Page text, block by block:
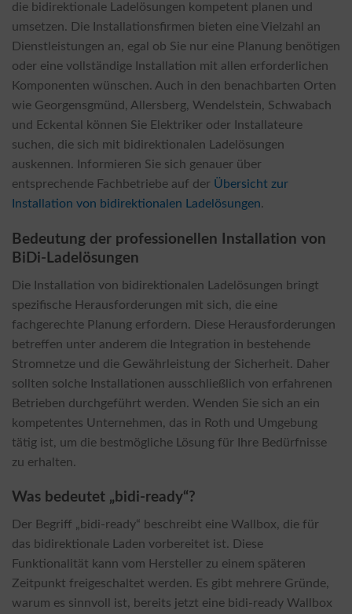
die bidirektionale Ladelösungen kompetent planen und
umsetzen. Die Installationsfirmen bieten eine Vielzahl an
Dienstleistungen an, egal ob Sie nur eine Planung benötigen
oder eine vollständige Installation mit allen erforderlichen
Komponenten wünschen. Auch in den benachbarten Orten
wie Georgensgmünd, Allersberg, Wendelstein, Schwabach
und Eckental können Sie Elektriker oder Installateure
suchen, die sich mit bidirektionalen Ladelösungen
auskennen. Informieren Sie sich genauer über
entsprechende Fachbetriebe auf der Übersicht zur
Installation von bidirektionalen Ladelösungen.
Bedeutung der professionellen Installation von
BiDi-Ladelösungen
Die Installation von bidirektionalen Ladelösungen bringt
spezifische Herausforderungen mit sich, die eine
fachgerechte Planung erfordern. Diese Herausforderungen
betreffen unter anderem die Integration in bestehende
Stromnetze und die Gewährleistung der Sicherheit. Daher
sollten solche Installationen ausschließlich von erfahrenen
Betrieben durchgeführt werden. Wenden Sie sich an ein
kompetentes Unternehmen, das in Roth und Umgebung
tätig ist, um die bestmögliche Lösung für Ihre Bedürfnisse
zu erhalten.
Was bedeutet „bidi-ready“?
Der Begriff „bidi-ready“ beschreibt eine Wallbox, die für
das bidirektionale Laden vorbereitet ist. Diese
Funktionalität kann vom Hersteller zu einem späteren
Zeitpunkt freigeschaltet werden. Es gibt mehrere Gründe,
warum es sinnvoll ist, bereits jetzt eine bidi-ready Wallbox